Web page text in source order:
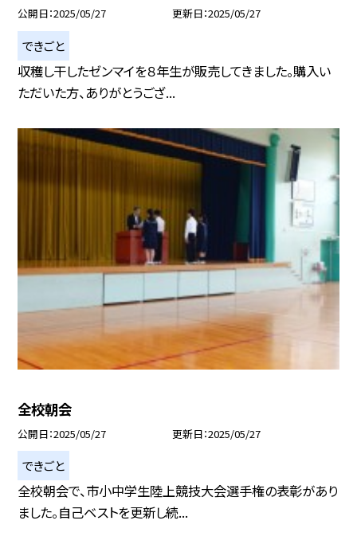
公開日 2025/05/27 更新日 2025/05/27
できごと
収穫し干したゼンマイを８年生が販売してきました。購入い
ただいた方、ありがとうござ...
全校朝会
公開日 2025/05/27 更新日 2025/05/27
できごと
全校朝会で、市小中学生陸上競技大会選手権の表彰があり
ました。自己ベストを更新し続...